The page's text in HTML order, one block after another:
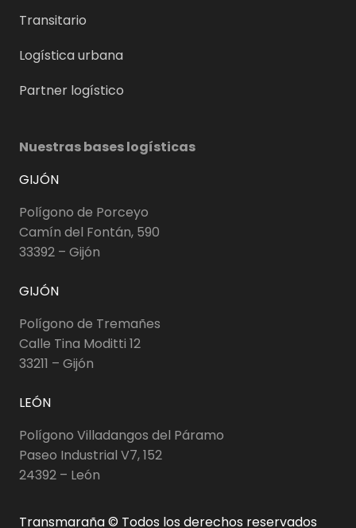
Transitario
Logística urbana
Partner logístico
Nuestras bases logísticas
GIJÓN
Polígono de Porceyo
Camín del Fontán, 590
33392 – Gijón
GIJÓN
Polígono de Tremañes
Calle Tina Moditti 12
33211 – Gijón
LEÓN
Polígono Villadangos del Páramo
Paseo Industrial V7, 152
24392 – León
Transmaraña © Todos los derechos reservados